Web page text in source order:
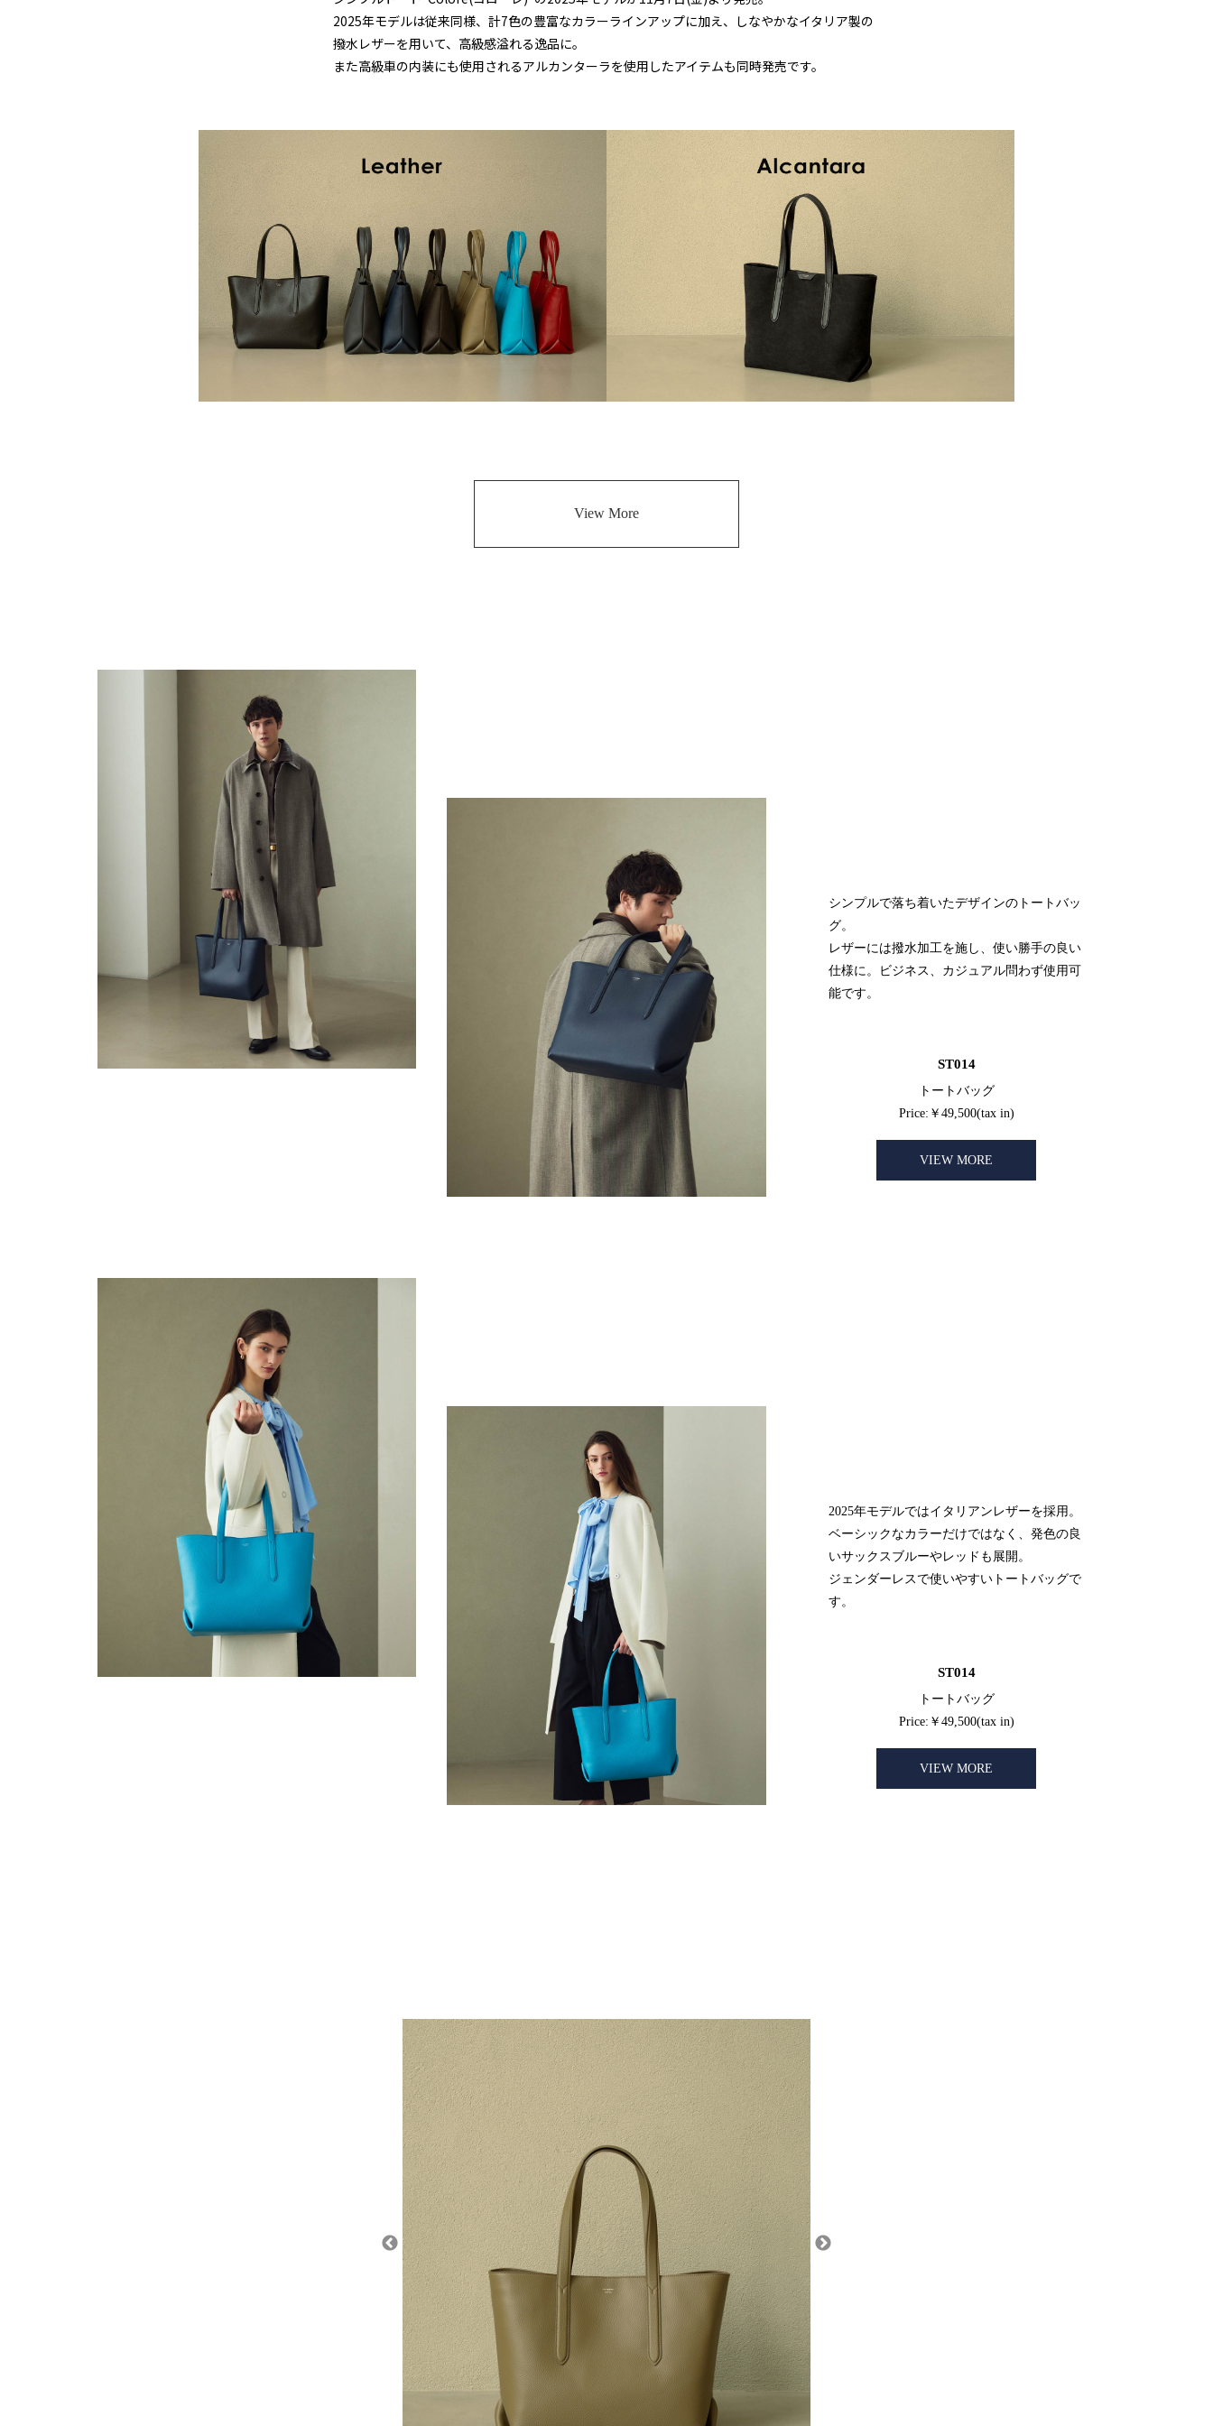
2025年モデルは従来同様、計7色の豊富なカラーラインアップに加え、しなやかなイタリア製の
撥水レザーを用いて、高級感溢れる逸品に。
また高級車の内装にも使用されるアルカンターラを使用したアイテムも同時発売です。
View More
シンプルで落ち着いたデザインのトートバッ
グ。
レザーには撥水加工を施し、使い勝手の良い
仕様に。ビジネス、カジュアル問わず使用可
能です。
ST014
トートバッグ
Price:￥49,500(tax in)
VIEW MORE
2025年モデルではイタリアンレザーを採用。
ベーシックなカラーだけではなく、発色の良
いサックスブルーやレッドも展開。
ジェンダーレスで使いやすいトートバッグで
す。
ST014
トートバッグ
Price:￥49,500(tax in)
VIEW MORE